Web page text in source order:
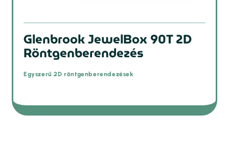
Glenbrook JewelBox 90T 2D
Röntgenberendezés
Egyszerű 2D röntgenberendezések